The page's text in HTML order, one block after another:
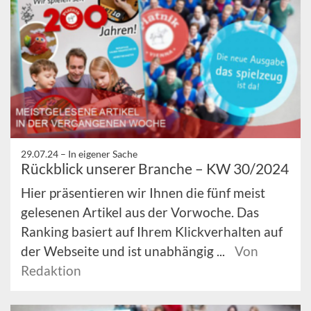
29.07.24 – In eigener Sache
Rückblick unserer Branche – KW 30/2024
Hier präsentieren wir Ihnen die fünf meist
gelesenen Artikel aus der Vorwoche. Das
Ranking basiert auf Ihrem Klickverhalten auf
der Webseite und ist unabhängig ...
Von
Redaktion